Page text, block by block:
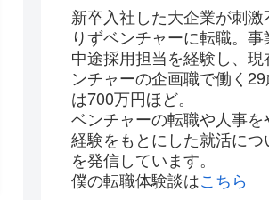
新卒入社した大企業が刺激
りずベンチャーに転職。事
中途採用担当を経験し、
ンチャーの企画職で働く
は700万円ほど。
ベンチャーの転職や人事を
経験をもとにした就活につ
を発信しています。
僕の転職体験談はこちら